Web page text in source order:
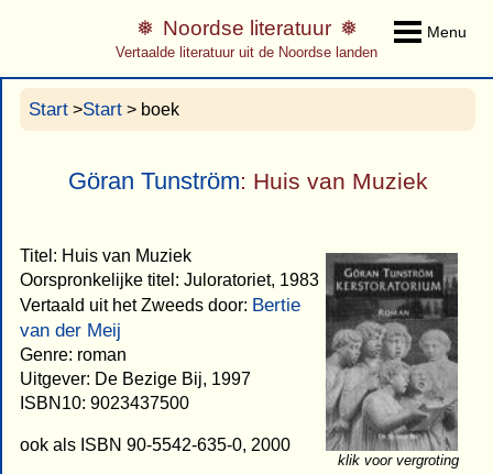
Menu
Noordse literatuur
Vertaalde literatuur uit de Noordse landen
Start >Start > boek
Göran Tunström: Huis van Muziek
klik voor vergroting
Titel: Huis van Muziek
Oorspronkelijke titel: Juloratoriet, 1983
Vertaald uit het Zweeds door: Bertie
van der Meij
Genre: roman
Uitgever: De Bezige Bij, 1997
ISBN10: 9023437500
ook als ISBN 90-5542-635-0, 2000